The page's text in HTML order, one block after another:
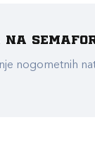
nogometnih